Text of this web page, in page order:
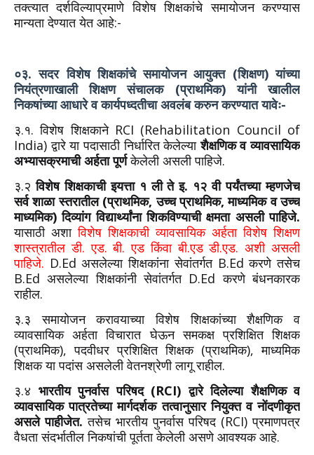
तक्त्यात दर्शविल्याप्रमाणे विशेष शिक्षकांचे समायोजन करण्यास
मान्यता देण्यात येत आहे:-
०३. सदर विशेष शिक्षकांचे समायोजन आयुक्त (शिक्षण) यांच्या
नियंत्रणाखाली शिक्षण संचालक (प्राथमिक) यांनी खालील
निकषांच्या आधारे व कार्यपध्दतीचा अवलंब करुन करण्यात यावेः-
३.१. विशेष शिक्षकाने RCI (Rehabilitation Council of
India) द्वारे या पदासाठी निर्धारित केलेल्याशैक्षणिक व व्यावसायिक
अभ्यासक्रमाची अर्हता पूर्णकेलेली असली पाहिजे.
३.२विशेष शिक्षकाची इयत्ता १ ली ते इ. १२ वी पर्यंतच्या म्हणजेच
सर्व शाळा स्तरातील (प्राथमिक, उच्च प्राथमिक, माध्यमिक व उच्च
माध्यमिक) दिव्यांग विद्यार्थ्यांना शिकविण्याची क्षमता असली पाहिजे.
यासाठी अशाविशेष शिक्षकाची व्यावसायिक अर्हता विशेष शिक्षण
शास्त्रातील डी. एड. बी. एड किंवा बी.एड डी.एड. अशी असली
पाहिजे. D.Ed असलेल्या शिक्षकांना सेवांतर्गत B.Ed करणे तसेच
B.Ed असलेल्या शिक्षकांनी सेवांतर्गत D.Ed करणे बंधनकारक
राहील.
३.३ समायोजन करावयाच्या विशेष शिक्षकांच्या शैक्षणिक व
व्यावसायिक अर्हता विचारात घेऊन समकक्ष प्रशिक्षित शिक्षक
(प्राथमिक), पदवीधर प्रशिक्षित शिक्षक (प्राथमिक), माध्यमिक
शिक्षक या पदांस असलेली वेतनश्रेणी लागू राहील.
३.४ भारतीय पुनर्वास परिषद (RCI) द्वारे दिलेल्या शैक्षणिक व
व्यावसायिक पात्रतेच्या मार्गदर्शक तत्वानुसार नियुक्त व नोंदणीकृत
असले पाहीजेत.तसेच भारतीय पुनर्वास परिषद (RCI) प्रमाणपत्र
वैधता संदर्भातील निकषांची पूर्तता केलेली असणे आवश्यक आहे.